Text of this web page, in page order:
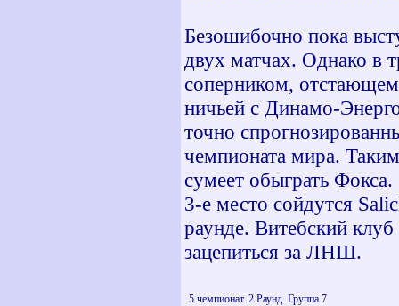
Безошибочно пока
двух матчах. Однако в
соперником, отстающем
ничьей с Динамо-
точно
чемпионата мира.
сумеет обыграть
3-е место сойдутся
раунде. Витебский
зацепиться за ЛНШ.
5 чемпионат. 2 Раунд. Группа 7